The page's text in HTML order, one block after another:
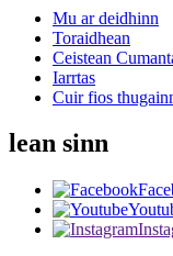
Mu ar deidhinn
Toraidhean
Ceistean
Iarrtas
Cuir fios
lean sinn